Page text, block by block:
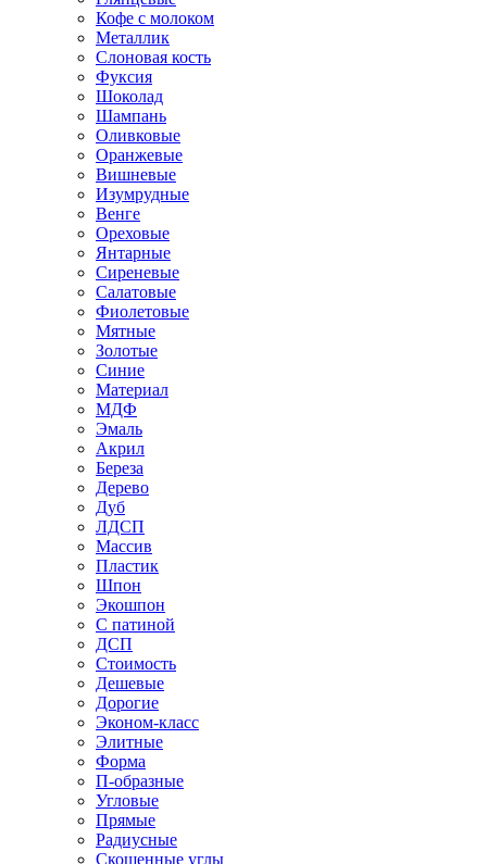
Кофе с молоком
Металлик
Слоновая кость
Фуксия
Шоколад
Шампань
Оливковые
Оранжевые
Вишневые
Изумрудные
Венге
Ореховые
Янтарные
Сиреневые
Салатовые
Фиолетовые
Мятные
Золотые
Синие
Материал
МДФ
Эмаль
Акрил
Береза
Дерево
Дуб
ЛДСП
Массив
Пластик
Шпон
Экошпон
С патиной
ДСП
Стоимость
Дешевые
Дорогие
Эконом-класс
Элитные
Форма
П-образные
Угловые
Прямые
Радиусные
Скошенные углы